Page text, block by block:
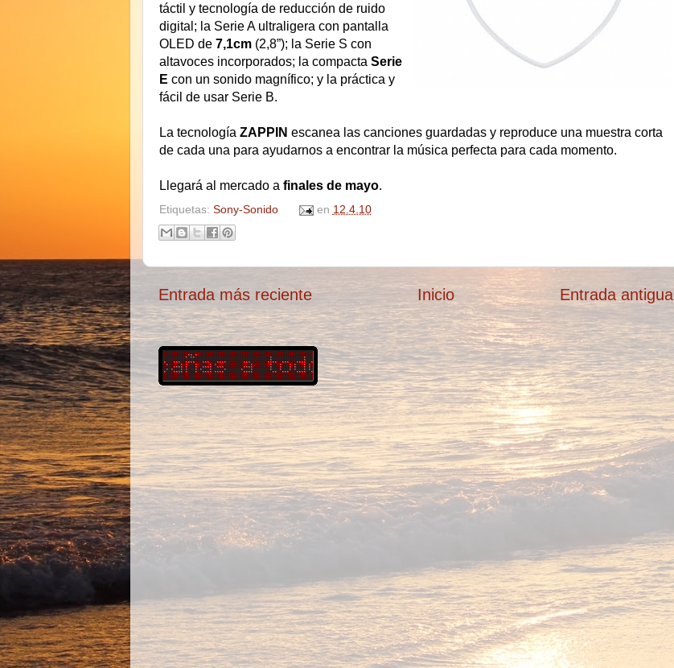
táctil y tecnología de reducción de ruido
digital; la Serie A ultraligera con pantalla
OLED de 7,1cm (2,8”); la Serie S con
altavoces incorporados; la compacta Serie
E con un sonido magnífico; y la práctica y
fácil de usar Serie B.
La tecnología ZAPPIN escanea las canciones guardadas y reproduce una muestra corta
de cada una para ayudarnos a encontrar la música perfecta para cada momento.
Llegará al mercado a finales de mayo.
Etiquetas: Sony-Sonido en 12.4.10
Entrada más reciente Entrada antigua
Inicio